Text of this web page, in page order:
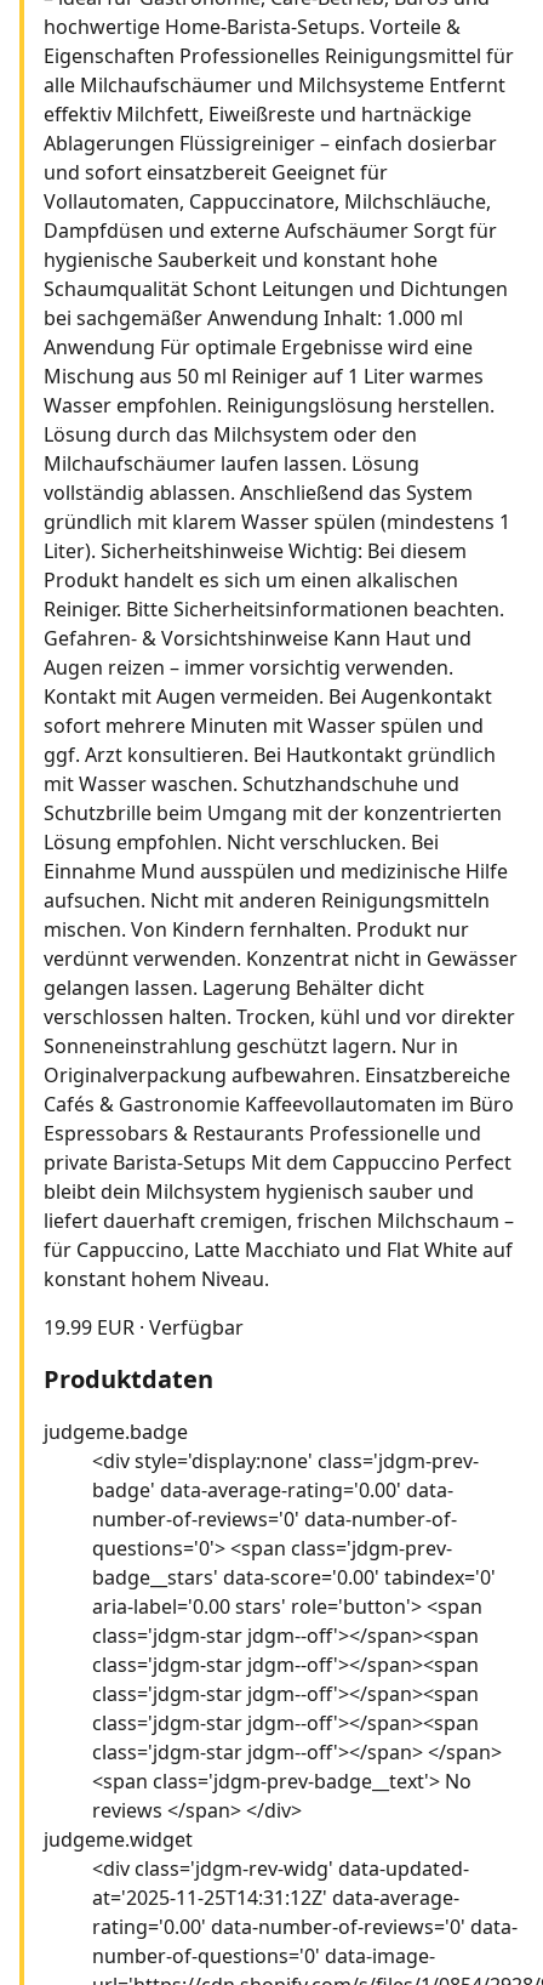
hochwertige Home-Barista-Setups. Vorteile &
Eigenschaften Professionelles Reinigungsmittel für
alle Milchaufschäumer und Milchsysteme Entfernt
effektiv Milchfett, Eiweißreste und hartnäckige
Ablagerungen Flüssigreiniger – einfach dosierbar
und sofort einsatzbereit Geeignet für
Vollautomaten, Cappuccinatore, Milchschläuche,
Dampfdüsen und externe Aufschäumer Sorgt für
hygienische Sauberkeit und konstant hohe
Schaumqualität Schont Leitungen und Dichtungen
bei sachgemäßer Anwendung Inhalt: 1.000 ml
Anwendung Für optimale Ergebnisse wird eine
Mischung aus 50 ml Reiniger auf 1 Liter warmes
Wasser empfohlen. Reinigungslösung herstellen.
Lösung durch das Milchsystem oder den
Milchaufschäumer laufen lassen. Lösung
vollständig ablassen. Anschließend das System
gründlich mit klarem Wasser spülen (mindestens 1
Liter). Sicherheitshinweise Wichtig: Bei diesem
Produkt handelt es sich um einen alkalischen
Reiniger. Bitte Sicherheitsinformationen beachten.
Gefahren- & Vorsichtshinweise Kann Haut und
Augen reizen – immer vorsichtig verwenden.
Kontakt mit Augen vermeiden. Bei Augenkontakt
sofort mehrere Minuten mit Wasser spülen und
ggf. Arzt konsultieren. Bei Hautkontakt gründlich
mit Wasser waschen. Schutzhandschuhe und
Schutzbrille beim Umgang mit der konzentrierten
Lösung empfohlen. Nicht verschlucken. Bei
Einnahme Mund ausspülen und medizinische Hilfe
aufsuchen. Nicht mit anderen Reinigungsmitteln
mischen. Von Kindern fernhalten. Produkt nur
verdünnt verwenden. Konzentrat nicht in Gewässer
gelangen lassen. Lagerung Behälter dicht
verschlossen halten. Trocken, kühl und vor direkter
Sonneneinstrahlung geschützt lagern. Nur in
Originalverpackung aufbewahren. Einsatzbereiche
Cafés & Gastronomie Kaffeevollautomaten im Büro
Espressobars & Restaurants Professionelle und
private Barista-Setups Mit dem Cappuccino Perfect
bleibt dein Milchsystem hygienisch sauber und
liefert dauerhaft cremigen, frischen Milchschaum –
für Cappuccino, Latte Macchiato und Flat White auf
konstant hohem Niveau.
19.99 EUR · Verfügbar
Produktdaten
judgeme.badge
<div style='display:none' class='jdgm-prev-
badge' data-average-rating='0.00' data-
number-of-reviews='0' data-number-of-
questions='0'> <span class='jdgm-prev-
badge__stars' data-score='0.00' tabindex='0'
aria-label='0.00 stars' role='button'> <span
class='jdgm-star jdgm--off'></span><span
class='jdgm-star jdgm--off'></span><span
class='jdgm-star jdgm--off'></span><span
class='jdgm-star jdgm--off'></span><span
class='jdgm-star jdgm--off'></span> </span>
<span class='jdgm-prev-badge__text'> No
reviews </span> </div>
judgeme.widget
<div class='jdgm-rev-widg' data-updated-
at='2025-11-25T14:31:12Z' data-average-
rating='0.00' data-number-of-reviews='0' data-
number-of-questions='0' data-image-